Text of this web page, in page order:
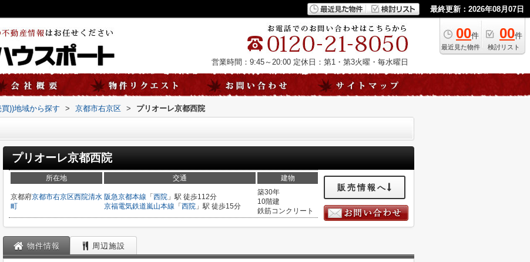
最終更新：2026年08月07日
00件
最近見た物件
00件
検討リスト
営業時間：9:45～20:00 定休日：第1・第3火曜・毎水曜日
))地域から探す > 京都市右京区 > プリオーレ京都西院
プリオーレ京都西院
所在地 交通 建物
京都府京都市右京区西院清水
町
阪急京都本線 「 西院 」駅 徒歩112分
京福電気鉄道嵐山本線 「 西院 」駅 徒歩15分
築30年
10階建
鉄筋コンクリート
販売情報へ
物件情報 周辺施設